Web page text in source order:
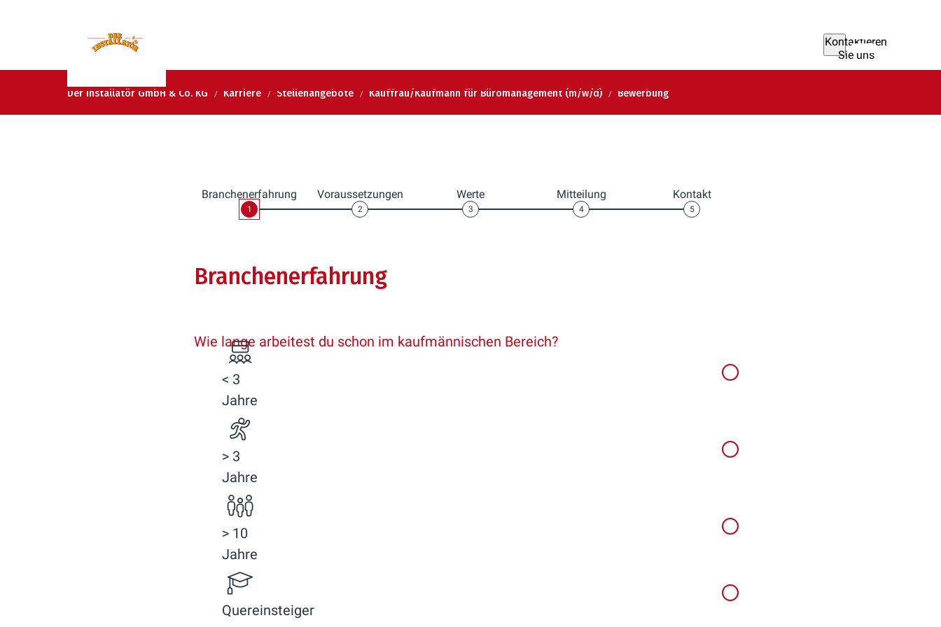
Kontaktieren
Sie uns
Der Installatör GmbH & Co. KG Karriere Stellenangebote Kauffrau/Kaufmann für Büromanagement (m/w/d) Bewerbung
Branchenerfahrung
1
Voraussetzungen
2
Werte
3
Mitteilung
4
Kontakt
5
Branchenerfahrung
Wie lange arbeitest du schon im kaufmännischen Bereich?
< 3
Jahre
> 3
Jahre
> 10
Jahre
Quereinsteiger